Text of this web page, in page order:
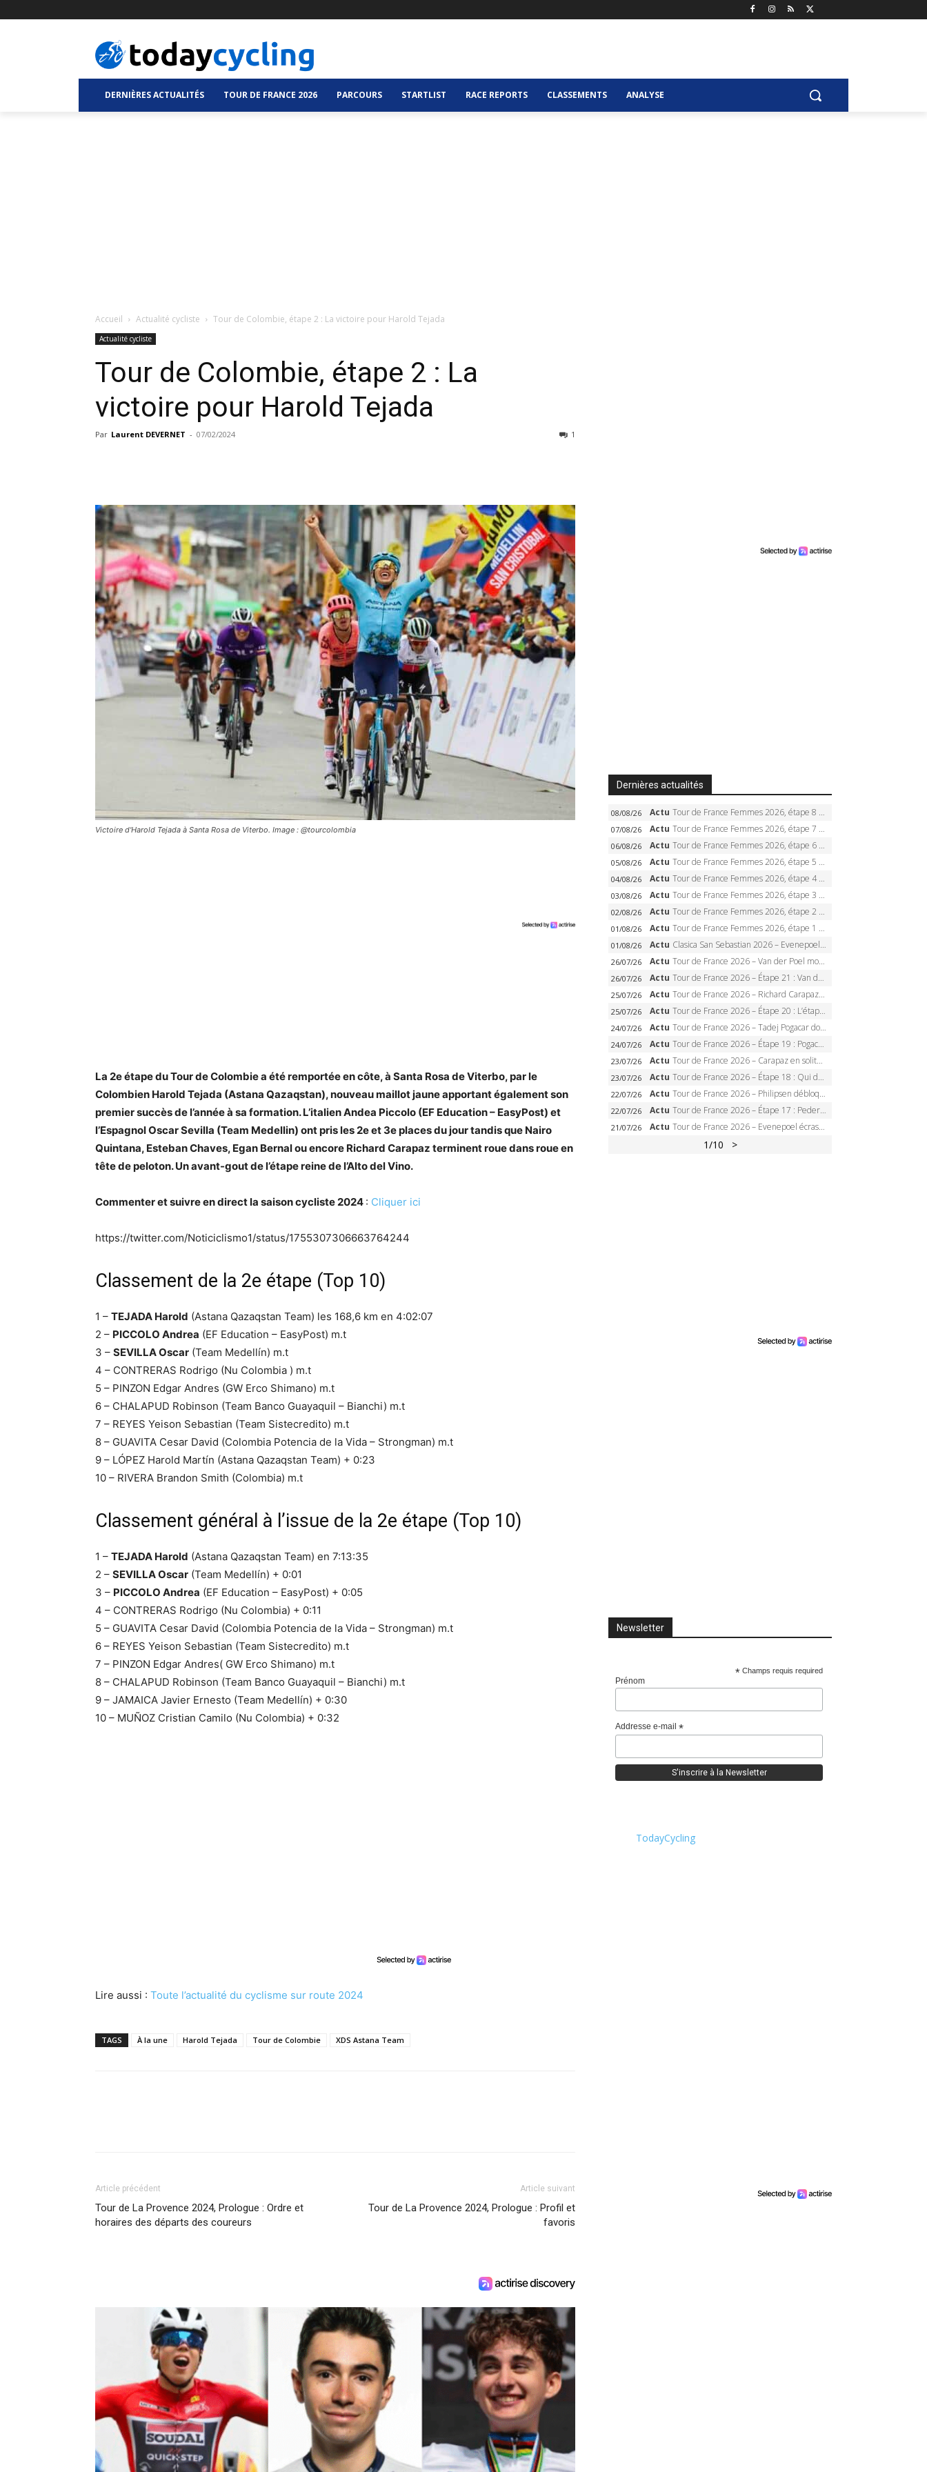
DERNIÈRES ACTUALITÉS TOUR DE FRANCE 2026 PARCOURS STARTLIST RACE REPORTS CLASSEMENTS ANALYSE
Accueil Actualité cycliste Tour de Colombie, étape 2 : La victoire pour Harold Tejada
Actualité cycliste
Tour de Colombie, étape 2 : La
victoire pour Harold Tejada
Par Laurent DEVERNET - 07/02/2024 1
Victoire d'Harold Tejada à Santa Rosa de Viterbo. Image : @tourcolombia
La 2e étape du Tour de Colombie a été remportée en côte, à Santa Rosa de Viterbo, par le
Colombien Harold Tejada (Astana Qazaqstan), nouveau maillot jaune apportant également son
premier succès de l’année à sa formation. L’italien Andea Piccolo (EF Education – EasyPost) et
l’Espagnol Oscar Sevilla (Team Medellin) ont pris les 2e et 3e places du jour tandis que Nairo
Quintana, Esteban Chaves, Egan Bernal ou encore Richard Carapaz terminent roue dans roue en
tête de peloton. Un avant-gout de l’étape reine de l’Alto del Vino.
Commenter et suivre en direct la saison cycliste 2024 : Cliquer ici
https://twitter.com/Noticiclismo1/status/1755307306663764244
Classement de la 2e étape (Top 10)
1 – TEJADA Harold (Astana Qazaqstan Team) les 168,6 km en 4:02:07
2 – PICCOLO Andrea (EF Education – EasyPost) m.t
3 – SEVILLA Oscar (Team Medellín) m.t
4 – CONTRERAS Rodrigo (Nu Colombia ) m.t
5 – PINZON Edgar Andres (GW Erco Shimano) m.t
6 – CHALAPUD Robinson (Team Banco Guayaquil – Bianchi) m.t
7 – REYES Yeison Sebastian (Team Sistecredito) m.t
8 – GUAVITA Cesar David (Colombia Potencia de la Vida – Strongman) m.t
9 – LÓPEZ Harold Martín (Astana Qazaqstan Team) + 0:23
10 – RIVERA Brandon Smith (Colombia) m.t
Classement général à l’issue de la 2e étape (Top 10)
1 – TEJADA Harold (Astana Qazaqstan Team) en 7:13:35
2 – SEVILLA Oscar (Team Medellín) + 0:01
3 – PICCOLO Andrea (EF Education – EasyPost) + 0:05
4 – CONTRERAS Rodrigo (Nu Colombia) + 0:11
5 – GUAVITA Cesar David (Colombia Potencia de la Vida – Strongman) m.t
6 – REYES Yeison Sebastian (Team Sistecredito) m.t
7 – PINZON Edgar Andres( GW Erco Shimano) m.t
8 – CHALAPUD Robinson (Team Banco Guayaquil – Bianchi) m.t
9 – JAMAICA Javier Ernesto (Team Medellín) + 0:30
10 – MUÑOZ Cristian Camilo (Nu Colombia) + 0:32
Lire aussi : Toute l’actualité du cyclisme sur route 2024
TAGS À la une Harold Tejada Tour de Colombie XDS Astana Team
Article précédent
Tour de La Provence 2024, Prologue : Ordre et
horaires des départs des coureurs
Article suivant
Tour de La Provence 2024, Prologue : Profil et
favoris
Dernières actualités
08/08/26 Actu Tour de France Femmes 2026, étape 8 – Demi Vollering gagne à Nice, reprend le jaune, Niewiadoma à 8 secondes
07/08/26 Actu Tour de France Femmes 2026, étape 7 – Kasia Niewiadoma gagne le Ventoux, maillot jaune, Reusser et Vollering piégées
06/08/26 Actu Tour de France Femmes 2026, étape 6 – Kim Le Court-Pienaar gagne à Tournon, Reusser en jaune
05/08/26 Actu Tour de France Femmes 2026, étape 5 – Demi Vollering gagne à Belleville, Reusser en jaune, Ferrand-Prévot coule
04/08/26 Actu Tour de France Femmes 2026, étape 4 – Marlen Reusser écrase le chrono, Ferrand-Prévot en crise
03/08/26 Actu Tour de France Femmes 2026, étape 3 – Sigrid Haugset en solitaire, 88 km d’échappée, maillot jaune
02/08/26 Actu Tour de France Femmes 2026, étape 2 – Lorena Wiebes doublé à Genève, Markus héroïque, 7e record
01/08/26 Actu Tour de France Femmes 2026, étape 1 – Lorena Wiebes intouchable à Lausanne, premier maillot jaune
01/08/26 Actu Clasica San Sebastian 2026 – Evenepoel recordman, 4e victoire, Carapaz battu au sprint
26/07/26 Actu Tour de France 2026 – Van der Poel monumental à Paris, Pogacar égale le record des cinq sacres
26/07/26 Actu Tour de France 2026 – Étape 21 : Van der Poel, Pogacar, qui succédera à Wout van Aert sur les Champs-Elysées ?
25/07/26 Actu Tour de France 2026 – Richard Carapaz roi des Alpes, doublé et maillot à pois, Seixas perd le podium
25/07/26 Actu Tour de France 2026 – Étape 20 : L’étape reine, Galibier, Sarenne, Alpe d’Huez, qui succédera à Pogacar ?
24/07/26 Actu Tour de France 2026 – Tadej Pogacar dompte l’Alpe d’Huez, 5e victoire, record de Pantani pulvérisé
24/07/26 Actu Tour de France 2026 – Étape 19 : Pogacar peut-il enfin dompter l’Alpe d’Huez ?
23/07/26 Actu Tour de France 2026 – Carapaz en solitaire à Orcières-Merlette, Paret-Peintre à un point du maillot à pois
23/07/26 Actu Tour de France 2026 – Étape 18 : Qui domptera Orcières-Merlette, première marche vers l’Alpe d’Huez ?
22/07/26 Actu Tour de France 2026 – Philipsen débloque son compteur à Voiron, Pedersen en danger pour le maillot vert
22/07/26 Actu Tour de France 2026 – Étape 17 : Pedersen peut-il verrouiller le maillot vert à Voiron ?
21/07/26 Actu Tour de France 2026 – Evenepoel écrase le chrono d’Évian, Seixas 4e, Lipowitz abandonne
1/10 >
Newsletter
* Champs requis required
Prénom
Addresse e-mail *
TodayCycling